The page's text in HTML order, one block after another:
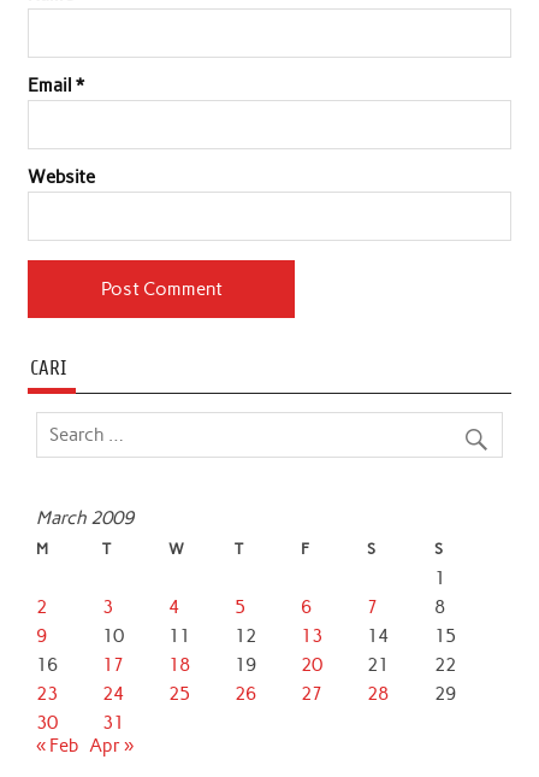
Email *
Website
CARI
March 2009
M T W T F S S
1
2
3 4 5 6 7
8
9
10 11 12 13 14
15
16
17 18 19 20 21
22
23
24 25 26 27 28
29
30
31
« Feb Apr »